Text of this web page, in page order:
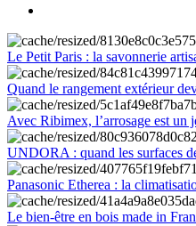
Le Petit Paris : la savonnerie
Quand le rangement extérieur
Avec Ribimex, l’arrosage est un
UNDORA : quand les surfaces
Panasonic Etherea : la
Le bien-être en bois made in